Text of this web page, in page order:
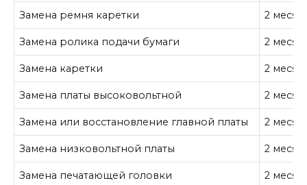
Замена ремня каретки 2
Замена ролика подачи бумаги 2
Замена каретки 2
Замена платы высоковольтной 2
Замена или восстановление главной платы 2
Замена низковольтной платы 2
Замена печатающей головки 2